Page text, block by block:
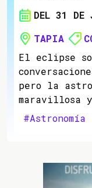
DEL 31 DE
TAPIA
El eclipse
pero la
maravillosa
#Astronomía